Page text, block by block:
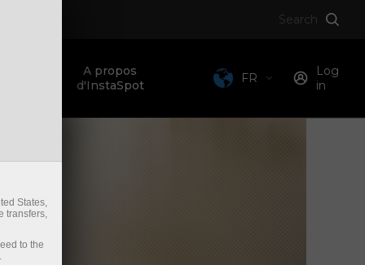
Search
A propos
d'InstaSpot
FR
Log
in
States,
transfers,
to the